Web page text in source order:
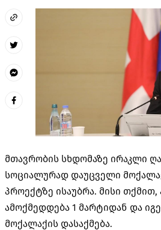
მთავრობის სხდომაზე ირაკლი
სოციალურად დაუცველი
პროექტზე ისაუბრა. მისი
ამოქმედდება 1 მარტიდან და
მოქალაქის დასაქმება.